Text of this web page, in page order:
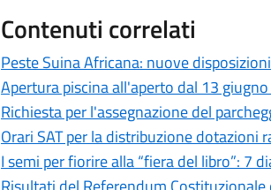
Contenuti correlati
Peste Suina Africana: nuove
Apertura piscina all'aperto dal 13
Richiesta per l'assegnazione del
Orari SAT per la distribuzione dotazioni
I semi per fiorire alla “fiera del libro”: 7